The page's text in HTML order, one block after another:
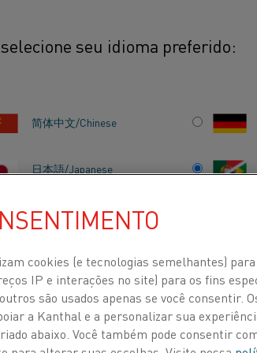
seu idioma preferido:
简体中文/Chinese
日本語/Japanese
Français/French
NÓS CENTRO DE CONHECIMENTO
com indicação e
inclui produtos
cookies (e tecnologias semelhantes)
IP e interações no site) para os fins
são usados apenas se você consentir.
a Kanthal e a personalizar sua
abaixo. Você também pode consentir